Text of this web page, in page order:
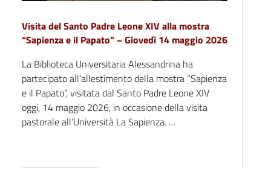
Visita del Santo Padre Leone XIV alla mostra
“Sapienza e il Papato” ~ Giovedì 14 maggio 2026
La Biblioteca Universitaria Alessandrina ha
partecipato all’allestimento della mostra “Sapienza
e il Papato”, visitata dal Santo Padre Leone XIV
oggi, 14 maggio 2026, in occasione della visita
pastorale all’Università La Sapienza. …